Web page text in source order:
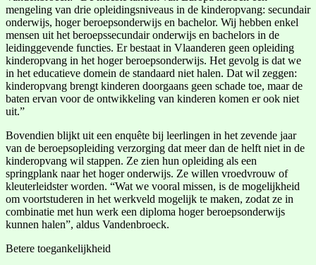
mengeling van drie opleidingsniveaus in de kinderopvang: secundair
onderwijs, hoger beroepsonderwijs en bachelor. Wij hebben enkel
mensen uit het beroepssecundair onderwijs en bachelors in de
leidinggevende functies. Er bestaat in Vlaanderen geen opleiding
kinderopvang in het hoger beroepsonderwijs. Het gevolg is dat we
in het educatieve domein de standaard niet halen. Dat wil zeggen:
kinderopvang brengt kinderen doorgaans geen schade toe, maar de
baten ervan voor de ontwikkeling van kinderen komen er ook niet
uit.”
Bovendien blijkt uit een enquête bij leerlingen in het zevende jaar
van de beroepsopleiding verzorging dat meer dan de helft niet in de
kinderopvang wil stappen. Ze zien hun opleiding als een
springplank naar het hoger onderwijs. Ze willen vroedvrouw of
kleuterleidster worden. “Wat we vooral missen, is de mogelijkheid
om voortstuderen in het werkveld mogelijk te maken, zodat ze in
combinatie met hun werk een diploma hoger beroepsonderwijs
kunnen halen”, aldus Vandenbroeck.
Betere toegankelijkheid